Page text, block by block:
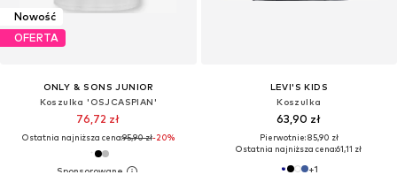
Nowość
OFERTA
ONLY & SONS JUNIOR
Koszulka 'OSJCASPIAN'
76,72 zł
Ostatnia najniższa cena:95,90 zł-20%
LEVI'S KIDS
Koszulka
63,90 zł
Pierwotnie: 85,90 zł
Ostatnia najniższa cena:61,11 zł
+1